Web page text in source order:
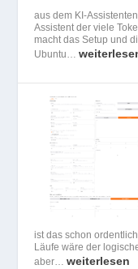
aus dem KI-
Assistent der viele
macht das Setup und
Ubuntu…
ist das schon
Läufe wäre der
aber…weiterlesen